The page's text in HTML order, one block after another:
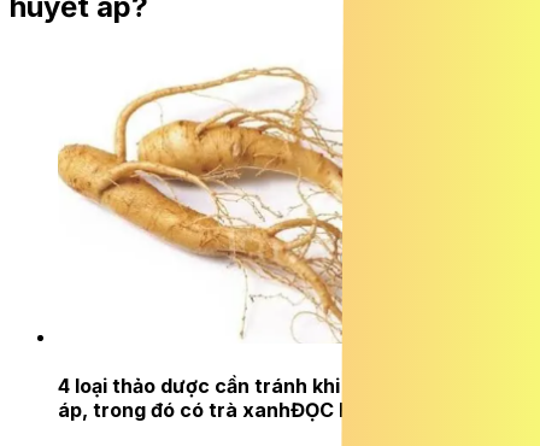
4 loại thảo dược cần tránh khi uống thuốc huyết
áp, trong đó có trà xanhĐỌC NGAY